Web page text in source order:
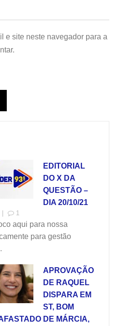
e site neste navegador para a
EDITORIAL
DO X DA
QUESTÃO –
DIA 20/10/21
1
aqui para nossa
para gestão
APROVAÇÃO
DE RAQUEL
DISPARA EM
ST, BOM
DE MÁRCIA,